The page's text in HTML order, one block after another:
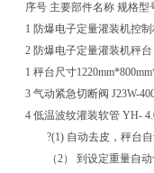
序号 主要部件名称 规格型
1 防爆电子定量灌装机控
2 防爆电子定量灌装机秤台
1 秤台尺寸
3 气动紧急切断阀 J23W-
4 低温波纹灌装软管 YH-
?(1) 自动去皮，秤台自
（2） 到设定重量自动